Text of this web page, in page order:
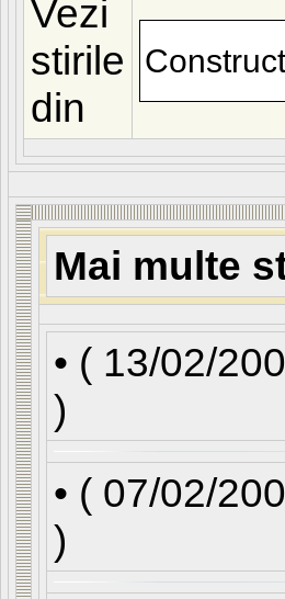
Vezi
stirile
din
Mai multe
• ( 13/02/
)
• ( 07/02/
)